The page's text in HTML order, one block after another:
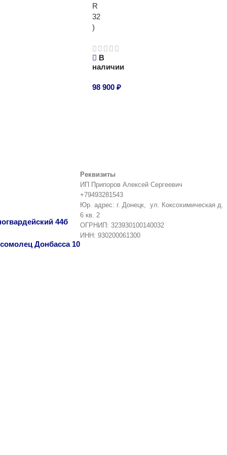
R
32
)
В
наличии
98 900 ₽
44б
Донбасса 10
Реквизиты
ИП Припоров Алексей Сергеевич
+79493281543
Юр. адрес: г. Донецк, ул. Коксохимическая д.
6 кв. 2
ОГРНИП: 323930100140032
ИНН: 930200061300